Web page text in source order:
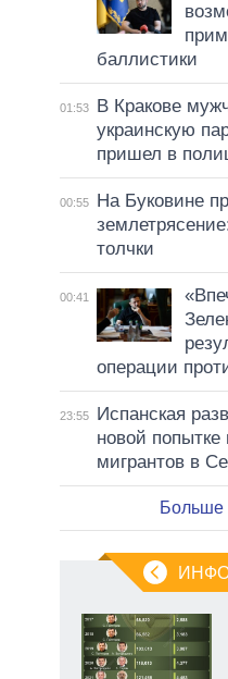
баллистики
01:53
В Кракове
украинскую
пришел в
00:55
На Буковине
толчки
00:41
операции
23:55
Испанская
новой попытке
мигрантов в
Больше